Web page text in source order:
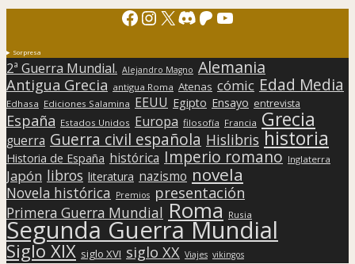
Facebook
Instagram
X Discord
Patreon
YouTube
Sorpresa
2ª Guerra Mundial. Alejandro Magno Alemania
Antigua Grecia antigua Roma Atenas cómic Edad Media
Edhasa Ediciones Salamina EEUU Egipto Ensayo entrevista
España Estados Unidos Europa filosofía Francia Grecia
guerra Guerra civil española Hislibris historia
Historia de España histórica Imperio romano Inglaterra
Japón libros literatura nazismo novela
Novela histórica Premios presentación
Primera Guerra Mundial Roma Rusia
Segunda Guerra Mundial
Siglo XIX siglo XVI siglo XX Viajes vikingos